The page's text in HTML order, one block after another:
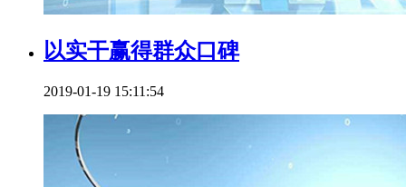
以实干赢得群众口碑
2019-01-19 15:11:54